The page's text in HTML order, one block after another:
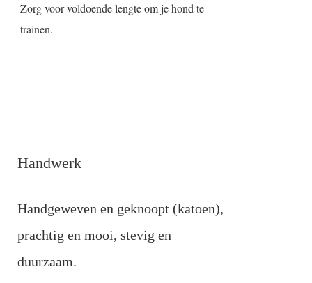
Zorg voor voldoende lengte om je hond te
trainen.
Handwerk
Handgeweven en geknoopt (katoen),
prachtig en mooi, stevig en
duurzaam.